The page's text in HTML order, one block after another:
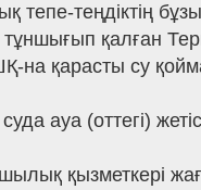
тепе-теңдіктің
қалған
қарасты су
ауа (оттегі)
қызметкері